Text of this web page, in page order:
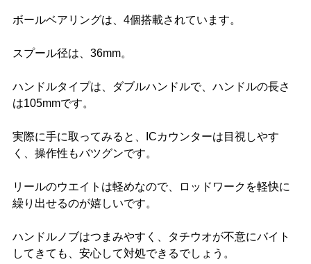
ボールベアリングは、4個搭載されています。
スプール径は、36mm。
ハンドルタイプは、ダブルハンドルで、ハンドルの長さ
は105mmです。
実際に手に取ってみると、ICカウンターは目視しやす
く、操作性もバツグンです。
リールのウエイトは軽めなので、ロッドワークを軽快に
繰り出せるのが嬉しいです。
ハンドルノブはつまみやすく、タチウオが不意にバイト
してきても、安心して対処できるでしょう。